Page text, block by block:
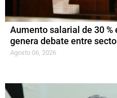
Aumento salarial de 30 %
genera debate entre
Agosto 06, 2026